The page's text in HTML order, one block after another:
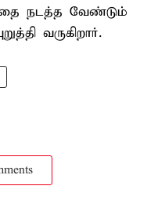
நடத்த வேண்டும்
வருகிறார்.